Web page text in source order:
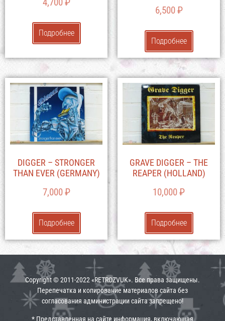
Подробнее
6,500₽
Подробнее
DIGGER – STRONGER
THAN EVER (GERMANY)
7,000₽
Подробнее
GRAVE DIGGER – THE
REAPER (HOLLAND)
10,000₽
Подробнее
Copyright © 2011-2022 «RETROZVUK». Все права защищены.
Перепечатка и копирование материалов сайта без
согласования администрации сайта запрещено!
* Представленная на сайте информация, включающая